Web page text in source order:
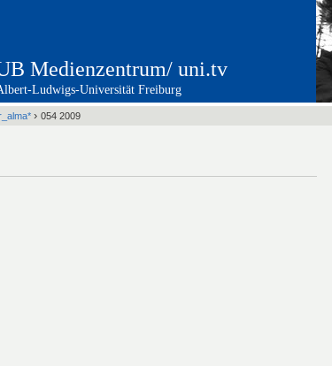
Medienzentrum/ uni.tv
Ludwigs-Universität Freiburg
› 054 2009